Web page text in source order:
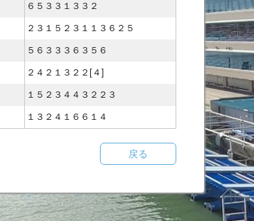
６５３３１３３２
２３１５２３１１３６２５
５６３３３６３５６
２４２１３２２[４]
１５２３４４３２２３
１３２４１６６１４
戻る